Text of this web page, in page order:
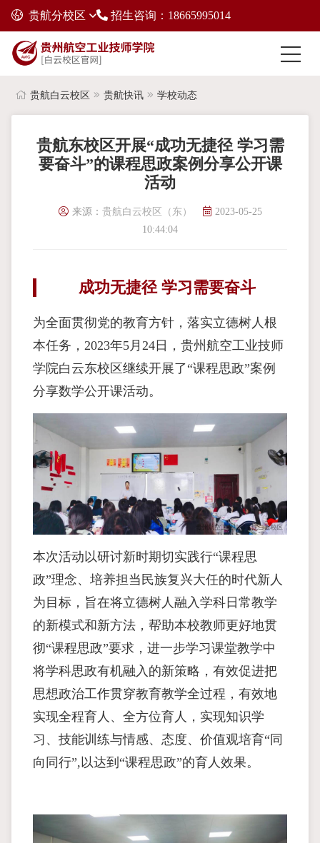
贵航分校区 招生咨询：18665995014
贵航白云校区 贵航快讯 学校动态
贵航东校区开展“成功无捷径 学习需
要奋斗”的课程思政案例分享公开课
活动
来源： 贵航白云校区（东）
2023-05-25
10:44:04
成功无捷径 学习需要奋斗
为全面贯彻党的教育方针，落实立德树人根
本任务，2023年5月24日，贵州航空工业技师
学院白云东校区继续开展了“课程思政”案例
分享数学公开课活动。
本次活动以研讨新时期切实践行“课程思
政”理念、培养担当民族复兴大任的时代新人
为目标，旨在将立德树人融入学科日常教学
的新模式和新方法，帮助本校教师更好地贯
彻“课程思政”要求，进一步学习课堂教学中
将学科思政有机融入的新策略，有效促进把
思想政治工作贯穿教育教学全过程，有效地
实现全程育人、全方位育人，实现知识学
习、技能训练与情感、态度、价值观培育“同
向同行”,以达到“课程思政”的育人效果。